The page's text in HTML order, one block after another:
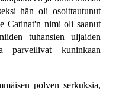
hän oli osoittautunut
Catinat'n nimi oli saanut
tuhansien uljaiden
parveilivat kuninkaan
polven serkuksia,